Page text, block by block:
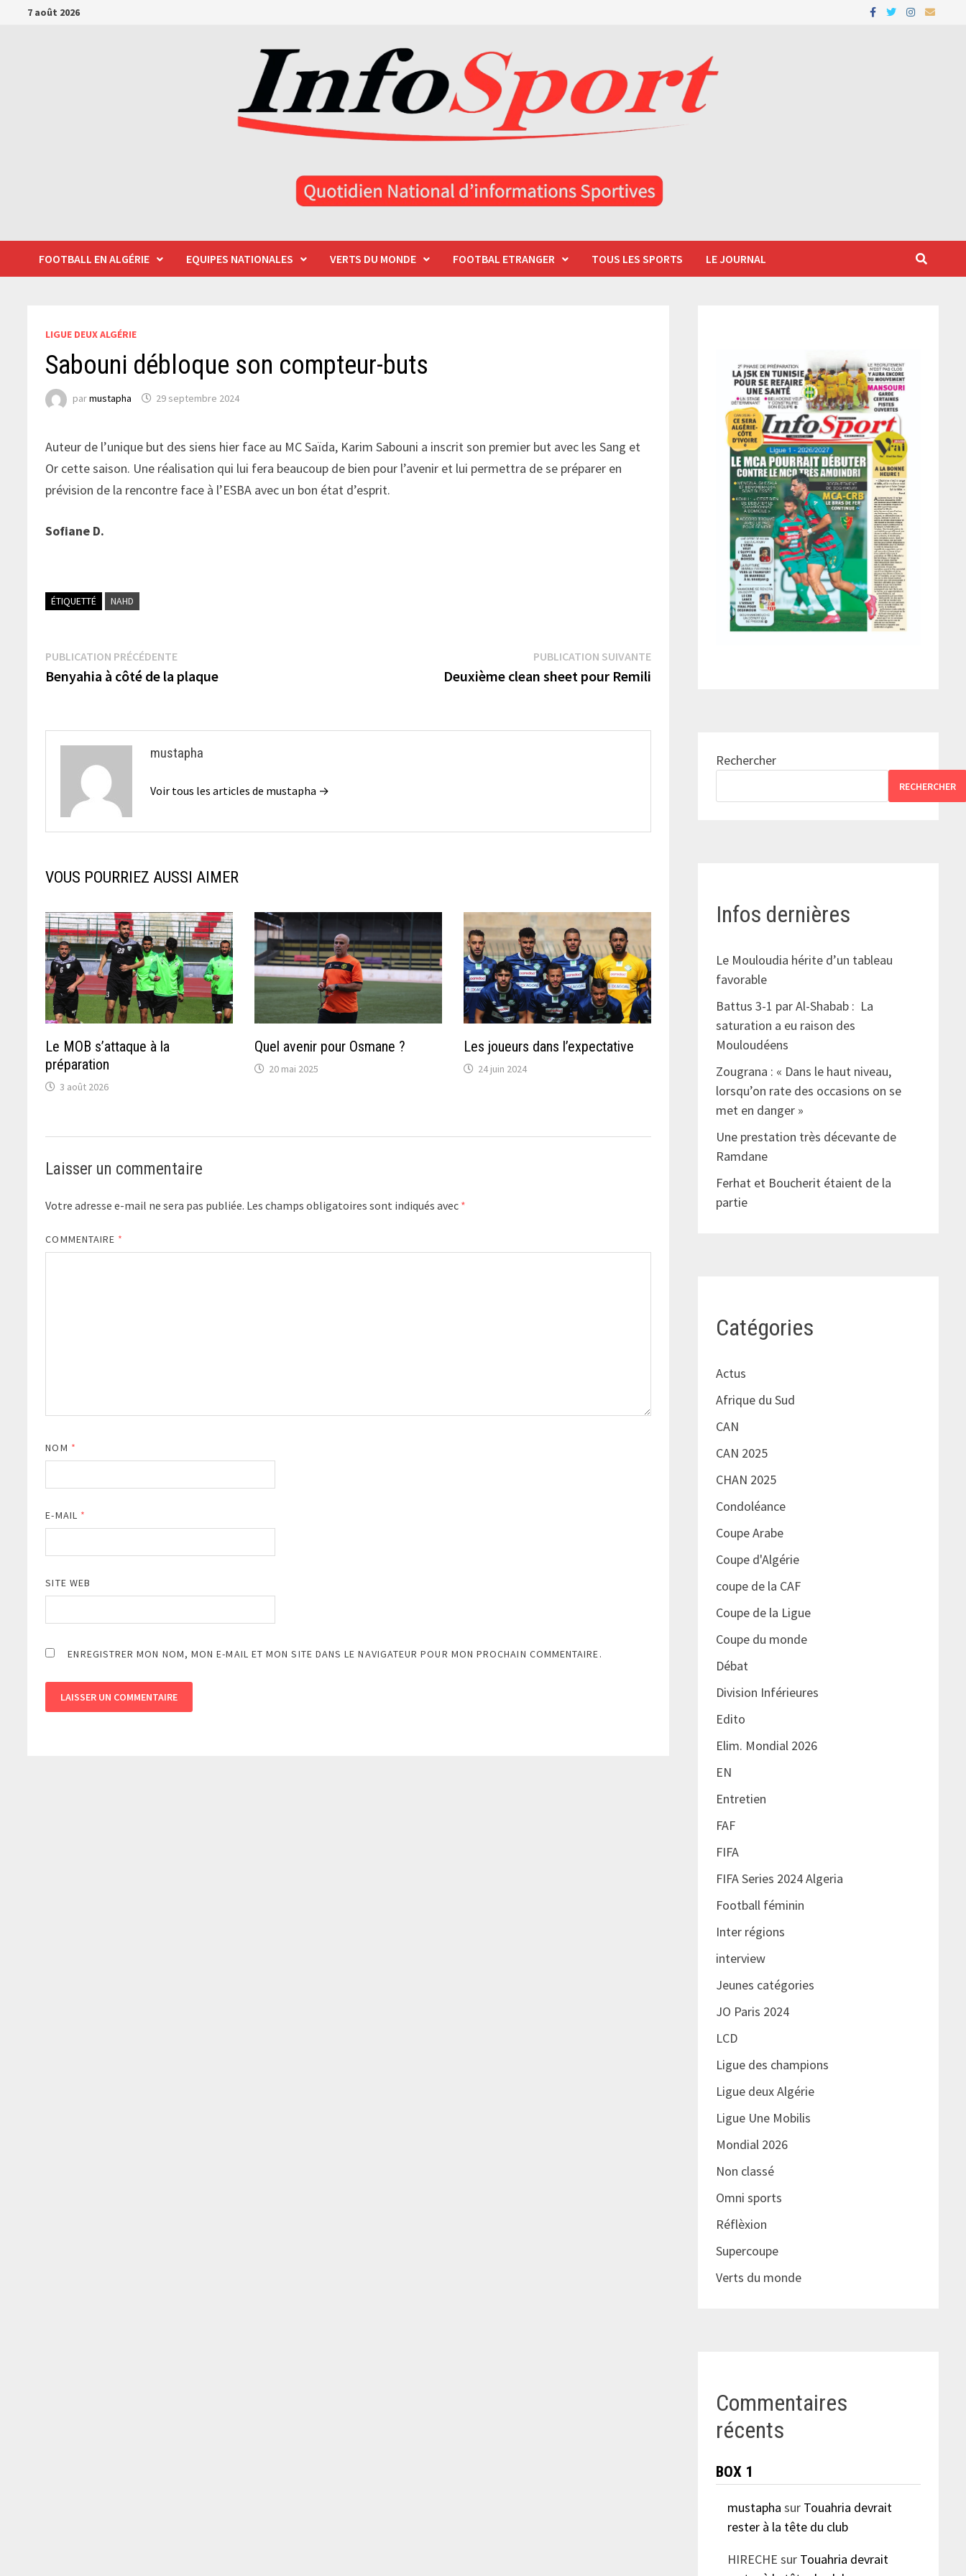
Passer7 août 2026
FOOTBALL EN ALGÉRIE EQUIPES NATIONALES VERTS DU MONDE FOOTBAL ETRANGER TOUS LES SPORTS LE JOURNAL
LIGUE DEUX ALGÉRIE
Sabouni débloque son compteur-buts
parmustapha 29 septembre 2024
Auteur de l’unique but des siens hier face au MC Saïda, Karim Sabouni a inscrit son premier but avec les Sang et
Or cette saison. Une réalisation qui lui fera beaucoup de bien pour l’avenir et lui permettra de se préparer en
prévision de la rencontre face à l’ESBA avec un bon état d’esprit.
Sofiane D.
ÉTIQUETTÉ NAHD
Navigation
de
PUBLICATION PRÉCÉDENTEPublication
précédente :
Benyahia à côté de la plaque
PUBLICATION SUIVANTEPublication
suivante :
Deuxième clean sheet pour Remili
mustapha
Voir tous les articles de mustapha →
VOUS POURRIEZ AUSSI AIMER
Le MOB s’attaque à la
préparation
3 août 2026
Quel avenir pour Osmane ?
20 mai 2025
Les joueurs dans l’expectative
24 juin 2024
Laisser un commentaire
Votre adresse e-mail ne sera pas publiée. Les champs obligatoires sont indiqués avec *
COMMENTAIRE *
NOM *
E-MAIL *
SITE WEB
ENREGISTRER MON NOM, MON E-MAIL ET MON SITE DANS LE NAVIGATEUR POUR MON PROCHAIN COMMENTAIRE.
Rechercher
RECHERCHER
Infos dernières
Le Mouloudia hérite d’un tableau
favorable
Battus 3-1 par Al-Shabab : La
saturation a eu raison des
Mouloudéens
Zougrana : « Dans le haut niveau,
lorsqu’on rate des occasions on se
met en danger »
Une prestation très décevante de
Ramdane
Ferhat et Boucherit étaient de la
partie
Catégories
Actus
Afrique du Sud
CAN
CAN 2025
CHAN 2025
Condoléance
Coupe Arabe
Coupe d'Algérie
coupe de la CAF
Coupe de la Ligue
Coupe du monde
Débat
Division Inférieures
Edito
Elim. Mondial 2026
EN
Entretien
FAF
FIFA
FIFA Series 2024 Algeria
Football féminin
Inter régions
interview
Jeunes catégories
JO Paris 2024
LCD
Ligue des champions
Ligue deux Algérie
Ligue Une Mobilis
Mondial 2026
Non classé
Omni sports
Réflèxion
Supercoupe
Verts du monde
Commentaires
récents
BOX 1
mustapha sur Touahria devrait
rester à la tête du club
HIRECHE sur Touahria devrait